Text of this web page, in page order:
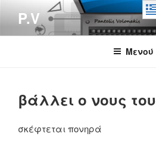
περιεχόμενο
P.V
Μενού
βάλλει ο νους του
σκέφτεται πονηρά